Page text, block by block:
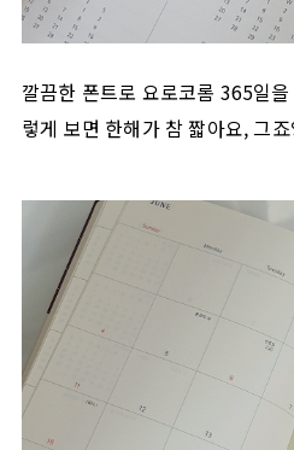
깔끔한 폰트로 요로코롬 365일
렇게 보면 한해가 참 짧아요, 그죠